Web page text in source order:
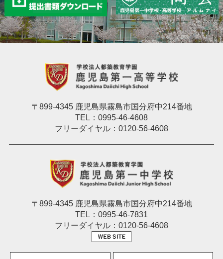
〒899-4345 鹿児島県霧島市国分府中214番地
TEL：0995-46-4608
フリーダイヤル：0120-56-4608
〒899-4345 鹿児島県霧島市国分府中214番地
TEL：0995-46-7831
フリーダイヤル：0120-56-4608